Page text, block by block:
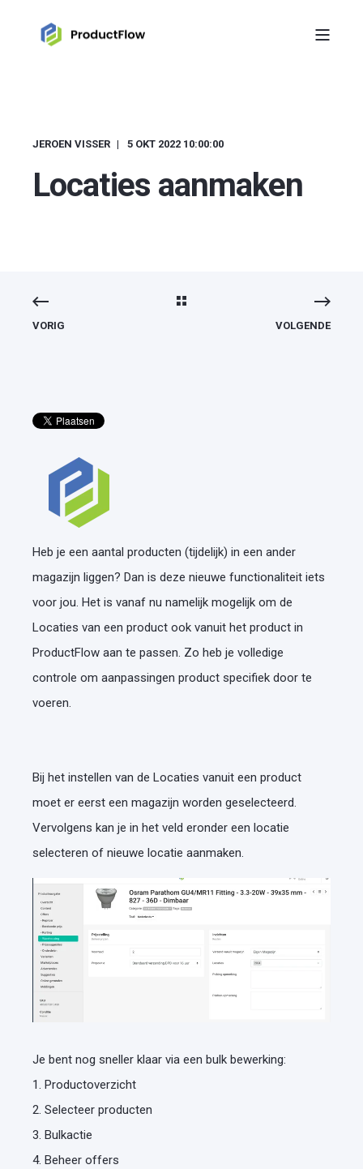
JEROEN VISSER 5 OKT 2022 10:00:00
Locaties aanmaken
VORIG VOLGENDE
Heb je een aantal producten (tijdelijk) in een ander
magazijn liggen? Dan is deze nieuwe functionaliteit iets
voor jou. Het is vanaf nu namelijk mogelijk om de
Locaties van een product ook vanuit het product in
ProductFlow aan te passen. Zo heb je volledige
controle om aanpassingen product specifiek door te
voeren.
Bij het instellen van de Locaties vanuit een product
moet er eerst een magazijn worden geselecteerd.
Vervolgens kan je in het veld eronder een locatie
selecteren of nieuwe locatie aanmaken.
Je bent nog sneller klaar via een bulk bewerking:
1. Productoverzicht
2. Selecteer producten
3. Bulkactie
4. Beheer offers